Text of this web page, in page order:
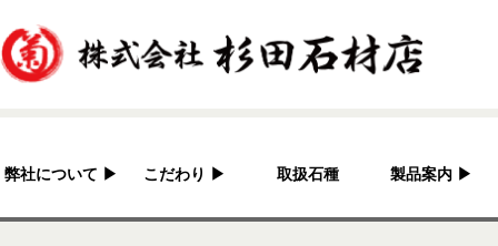
弊社について ▶
杉田石材店とは？
こだわり ▶
加工へのこだわり
取扱石種 製品案内 ▶
灯篭